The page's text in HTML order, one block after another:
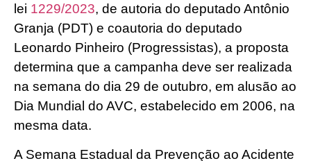
lei 1229/2023, de autoria do deputado Antônio
Granja (PDT) e coautoria do deputado
Leonardo Pinheiro (Progressistas), a proposta
determina que a campanha deve ser realizada
na semana do dia 29 de outubro, em alusão ao
Dia Mundial do AVC, estabelecido em 2006, na
mesma data.
A Semana Estadual da Prevenção ao Acidente